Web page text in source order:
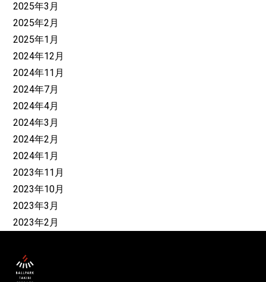
2025年3月
2025年2月
2025年1月
2024年12月
2024年11月
2024年7月
2024年4月
2024年3月
2024年2月
2024年1月
2023年11月
2023年10月
2023年3月
2023年2月